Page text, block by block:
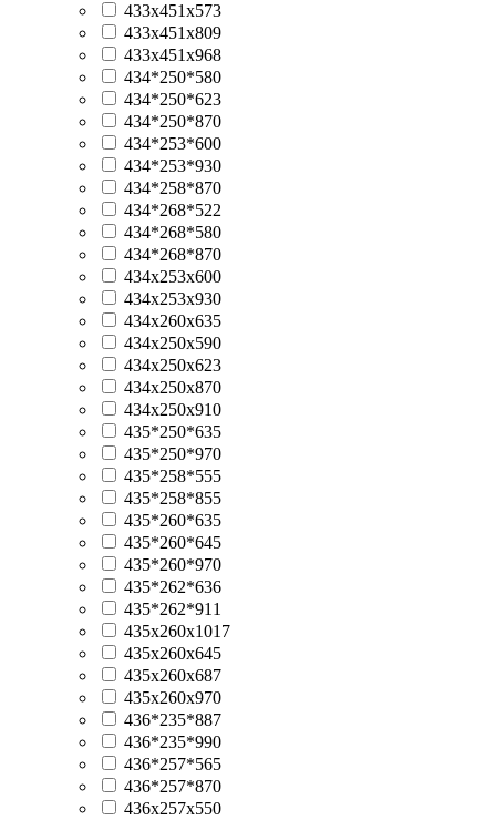
433х451х573
433х451х809
433х451х968
434*250*580
434*250*623
434*250*870
434*253*600
434*253*930
434*258*870
434*268*522
434*268*580
434*268*870
434x253x600
434x253x930
434x260x635
434х250х590
434х250х623
434х250х870
434х250х910
435*250*635
435*250*970
435*258*555
435*258*855
435*260*635
435*260*645
435*260*970
435*262*636
435*262*911
435x260x1017
435x260x645
435x260x687
435x260x970
436*235*887
436*235*990
436*257*565
436*257*870
436x257x550